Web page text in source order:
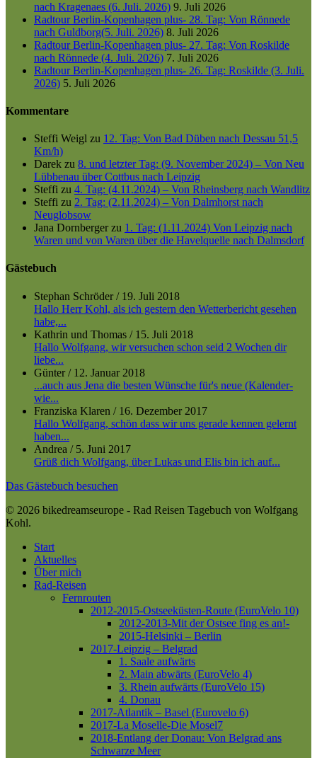
nach Kragenaes (6. Juli. 2026) 9. Juli 2026
Radtour Berlin-Kopenhagen plus- 28. Tag: Von Rönnede
nach Guldborg(5. Juli. 2026) 8. Juli 2026
Radtour Berlin-Kopenhagen plus- 27. Tag: Von Roskilde
nach Rönnede (4. Juli. 2026) 7. Juli 2026
Radtour Berlin-Kopenhagen plus- 26. Tag: Roskilde (3. Juli.
2026) 5. Juli 2026
Kommentare
Steffi Weigl zu 12. Tag: Von Bad Düben nach Dessau 51,5
Km/h)
Darek zu 8. und letzter Tag: (9. November 2024) – Von Neu
Lübbenau über Cottbus nach Leipzig
Steffi zu 4. Tag: (4.11.2024) – Von Rheinsberg nach Wandlitz
Steffi zu 2. Tag: (2.11.2024) – Von Dalmhorst nach
Neuglobsow
Jana Dornbergerzu 1. Tag: (1.11.2024) Von Leipzig nach
Waren und von Waren über die Havelquelle nach Dalmsdorf
Gästebuch
Stephan Schröder/ 19. Juli 2018
Hallo Herr Kohl, als ich gestern den Wetterbericht gesehen
habe,...
Kathrin und Thomas / 15. Juli 2018
Hallo Wolfgang, wir versuchen schon seid 2 Wochen dir
liebe...
Günter/ 12. Januar 2018
...auch aus Jena die besten Wünsche für's neue (Kalender-
wie...
Franziska Klaren / 16. Dezember 2017
Hallo Wolfgang, schön dass wir uns gerade kennen gelernt
haben...
Andrea / 5. Juni 2017
Grüß dich Wolfgang, über Lukas und Elis bin ich auf...
Das Gästebuch besuchen
© 2026 bikedreamseurope - Rad Reisen Tagebuch von Wolfgang
Kohl.
Close
Menu
Start
Aktuelles
Über mich
Rad-Reisen
Fernrouten
2012-2015-Ostseeküsten-Route (EuroVelo 10)
2012-2013-Mit der Ostsee fing es an!-
2015-Helsinki – Berlin
2017-Leipzig – Belgrad
1. Saale aufwärts
2. Main abwärts (EuroVelo 4)
3. Rhein aufwärts (EuroVelo 15)
4. Donau
2017-Atlantik – Basel (Eurovelo 6)
2017-La Moselle-Die Mosel7
2018-Entlang der Donau: Von Belgrad ans
Schwarze Meer